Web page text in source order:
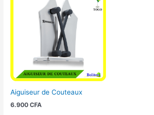
Aiguiseur de Couteaux
6.900CFA